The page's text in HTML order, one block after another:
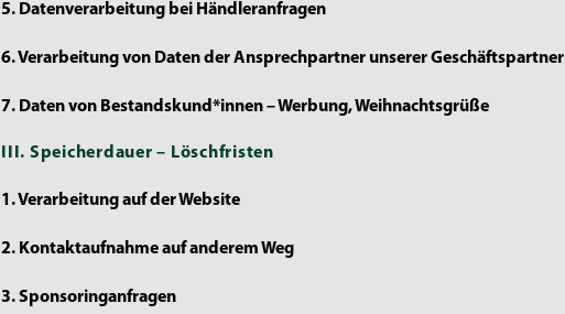
5. Datenverarbeitung bei Händleranfragen
6. Verarbeitung von Daten der Ansprechpartner unserer Geschäftspartner
7. Daten von Bestandskund*innen – Werbung, Weihnachtsgrüße
III. Speicherdauer – Löschfristen
1. Verarbeitung auf der Website
2. Kontaktaufnahme auf anderem Weg
3. Sponsoringanfragen